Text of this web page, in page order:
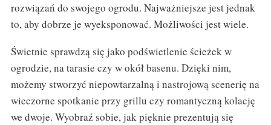
rozwiązań do swojego ogrodu. Najważniejsze jest jednak
to, aby dobrze je wyeksponować. Możliwości jest wiele.
Świetnie sprawdzą się jako podświetlenie ścieżek w
ogrodzie, na tarasie czy w okół basenu. Dzięki nim,
możemy stworzyć niepowtarzalną i nastrojową scenerię na
wieczorne spotkanie przy grillu czy romantyczną kolację
we dwoje. Wyobraź sobie, jak pięknie prezentują się